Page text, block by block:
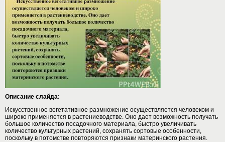
Описание слайда:
Искусственное вегетативное размножение осуществляется человеком и
широко применяется в растениеводстве. Оно дает возможность получать
большое количество посадочного материала, быстро увеличивать
количество культурных растений, сохранять сортовые особенности,
поскольку в потомстве повторяются признаки материнского растения.